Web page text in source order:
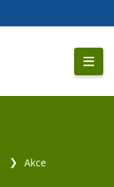
Akce